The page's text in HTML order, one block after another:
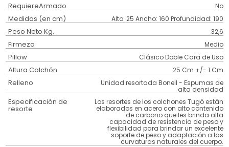
RequiereArmado No
Medidas (en cm) Alto: 25 Ancho: 160 Profundidad: 190
Peso Neto Kg. 32,6
Firmeza Medio
Pillow Clásico Doble Cara de Uso
Altura Colchón 25 Cm +/- 1 Cm
Relleno Unidad resortada Bonell - Espumas de
alta densidad
Especificación de
resorte
Los resortes de los colchones Tugó están
elaborados en acero con alto contenido
de carbono que les brinda alta
capacidad de resistencia de peso y
flexibilidad para brindar un excelente
soporte de peso y adaptación a las
curvaturas naturales del cuerpo.